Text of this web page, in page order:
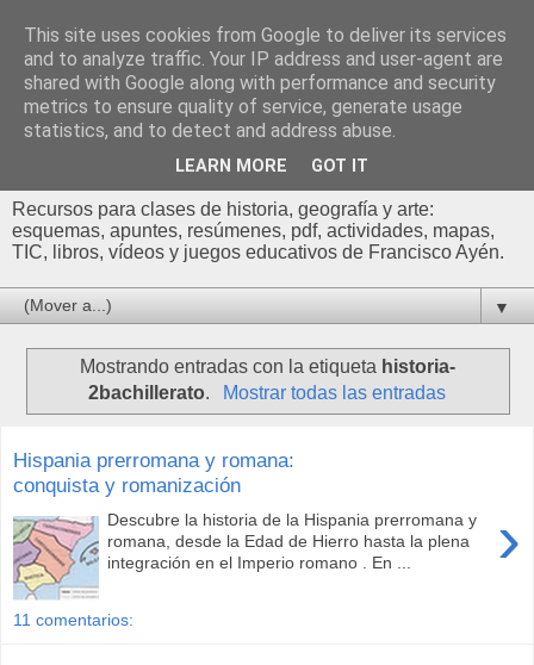
Profesor Francisco |
Recursos de Geografía,
Historia y Arte
Recursos para clases de historia, geografía y arte:
esquemas, apuntes, resúmenes, pdf, actividades, mapas,
TIC, libros, vídeos y juegos educativos de Francisco Ayén.
▼
Mostrando entradas con la etiqueta historia-
2bachillerato. Mostrar todas las entradas
Hispania prerromana y romana:
conquista y romanización
›
Descubre la historia de la Hispania prerromana y
romana, desde la Edad de Hierro hasta la plena
integración en el Imperio romano . En ...
11 comentarios:
This site uses cookies from Google to deliver its services
and to analyze traffic. Your IP address and user-agent are
shared with Google along with performance and security
metrics to ensure quality of service, generate usage
statistics, and to detect and address abuse.
LEARN MORE GOT IT